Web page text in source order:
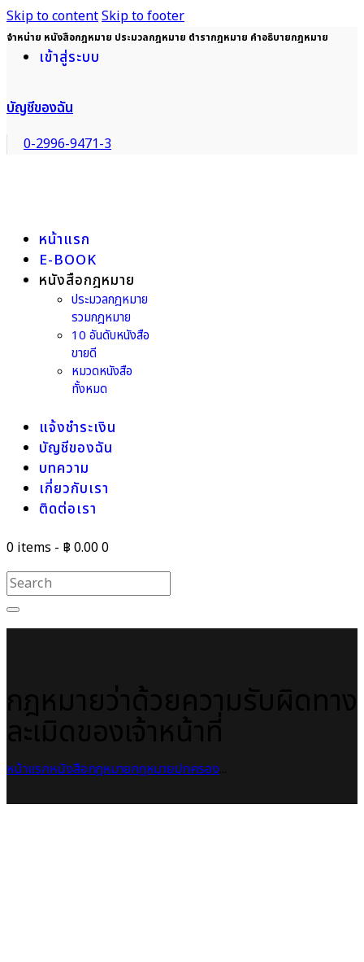
Skip to contentSkip to footer
จำหน่าย หนังสือกฎหมาย ประมวลกฎหมาย ตำรากฎหมาย คำอธิบายกฎหมาย
เข้าสู่ระบบ
บัญชีของฉัน
0-2996-9471-3
หน้าแรก
E-BOOK
หนังสือกฎหมาย
ประมวลกฎหมาย
รวมกฎหมาย
10 อันดับหนังสือ
ขายดี
หมวดหนังสือ
ทั้งหมด
แจ้งชำระเงิน
บัญชีของฉัน
บทความ
เกี่ยวกับเรา
ติดต่อเรา
0 items - ฿ 0.000
หน้าแรกหนังสือกฎหมายกฎหมายปกครอง